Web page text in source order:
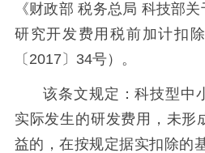
《财政部 税务总局 科技部
研究开发费用税前加计扣
〔2017〕34号）。
该条文规定：科技型中
实际发生的研发费用，未形
益的，在按规定据实扣除的